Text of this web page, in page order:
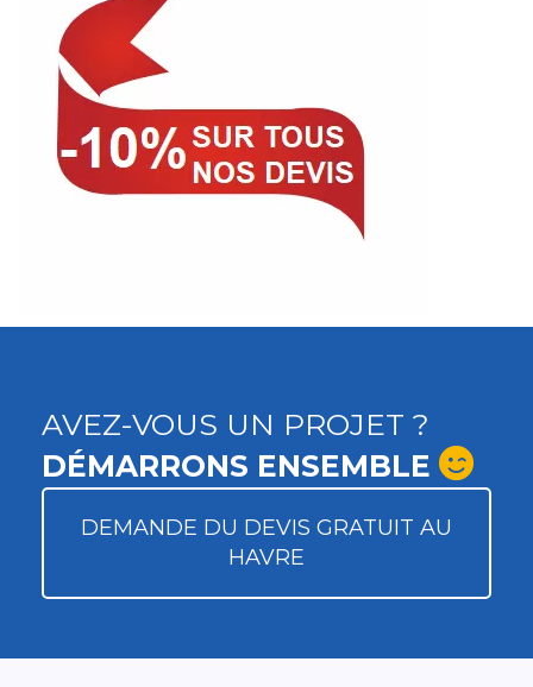
AVEZ-VOUS UN PROJET ?
DÉMARRONS ENSEMBLE
DEMANDE DU DEVIS GRATUIT AU
HAVRE